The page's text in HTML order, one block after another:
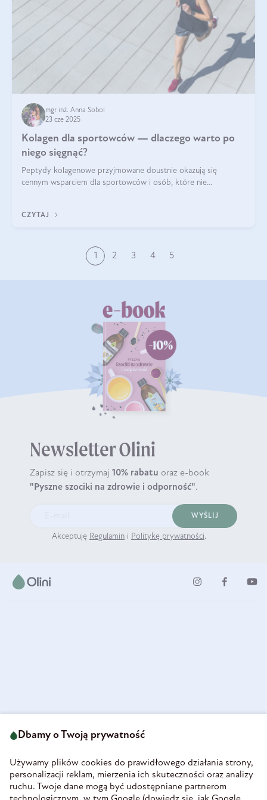
mgr inż. Anna Sobol
23 cze 2025
Kolagen dla sportowców — dlaczego warto po
niego sięgnąć?
Peptydy kolagenowe przyjmowane doustnie okazują się
cennym wsparciem dla sportowców i osób, które nie
CZYTAJ
1 2 3 4 5
Newsletter Olini
Zapisz się i otrzymaj 10% rabatu oraz e-book
"Pyszne szociki na zdrowie i odporność".
WYŚLIJ
Akceptuję Regulamin i Politykę prywatności.
58-160 Świebodzice
REGON 890213034
INFORMACJE
Dbamy o Twoją prywatność
Używamy plików cookies do prawidłowego działania strony,
personalizacji reklam, mierzenia ich skuteczności oraz analizy
ruchu. Twoje dane mogą być udostępniane partnerom